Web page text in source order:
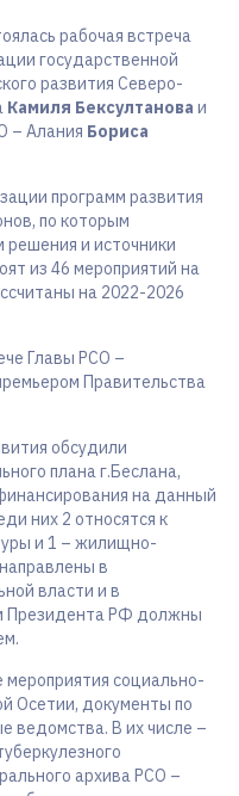
рабочая встреча
государственной
развития Северо-
Камиля Бексултанова и
– Алания Бориса
программ развития
по которым
и источники
из 46 мероприятий на
на 2022-2026
Главы РСО –
Правительства
обсудили
плана г.Беслана,
на данный
них 2 относятся к
и 1 – жилищно-
в
власти и в
Президента РФ должны
социально-
Осетии, документы по
ведомства. В их числе –
архива РСО –